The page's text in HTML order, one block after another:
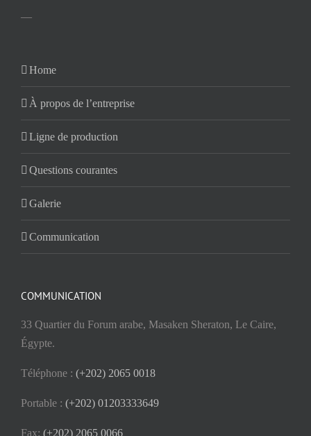
—
Home
À propos de l’entreprise
Ligne de production
Questions courantes
Galerie
Communication
COMMUNICATION
33 Quartier du Forum arabe, Masaken Sheraton, Le Caire,
Égypte.
Téléphone : (+202) 2065 0018
Portable : (+202) 01203333649
Fax: (+202) 2065 0066